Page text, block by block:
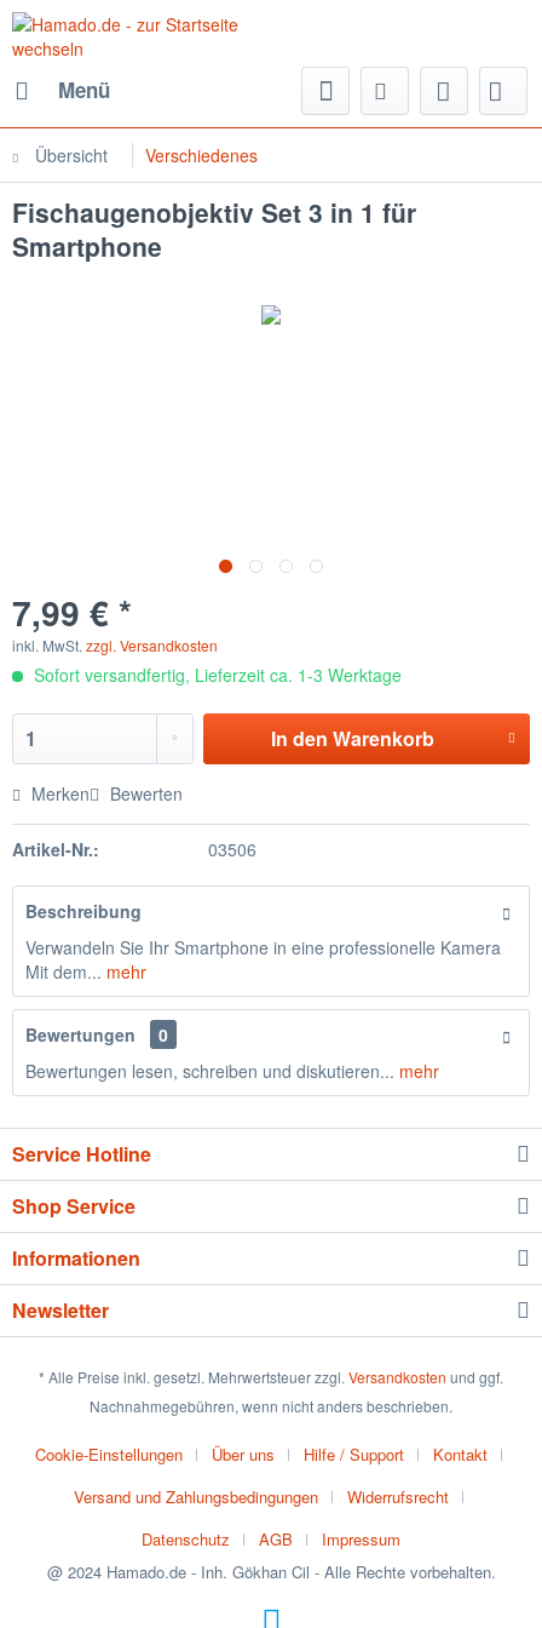
Menü
Übersicht Verschiedenes
Fischaugenobjektiv Set 3 in 1 für
Smartphone
7,99 € *
inkl. MwSt. zzgl. Versandkosten
Sofort versandfertig, Lieferzeit ca. 1-3 Werktage
In den Warenkorb
Merken Bewerten
Artikel-Nr.: 03506
Beschreibung
Verwandeln Sie Ihr Smartphone in eine professionelle Kamera
Mit dem... mehr
Bewertungen
0
Bewertungen lesen, schreiben und diskutieren... mehr
Service Hotline
Shop Service
Informationen
Newsletter
* Alle Preise inkl. gesetzl. Mehrwertsteuer zzgl. Versandkosten und ggf.
Nachnahmegebühren, wenn nicht anders beschrieben.
Cookie-Einstellungen Über uns Hilfe / Support
Kontakt
Versand und Zahlungsbedingungen
Widerrufsrecht
Datenschutz
AGB
Impressum
@ 2024 Hamado.de - Inh. Gökhan Cil - Alle Rechte vorbehalten.